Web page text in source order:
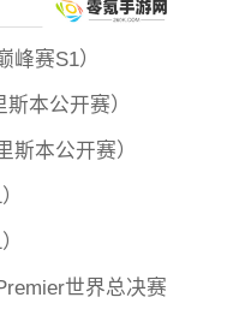
峰赛S1）
本公开赛）
斯本公开赛）
世界总决赛